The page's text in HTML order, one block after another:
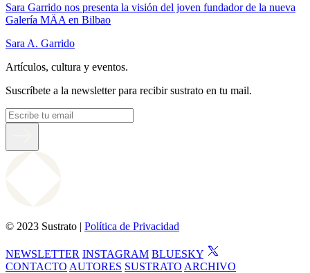
Sara Garrido nos presenta la visión del joven fundador de la nueva
Galería MÄA en Bilbao
Sara A. Garrido
Artículos, cultura y eventos.
Suscríbete a la newsletter para recibir sustrato en tu mail.
© 2023 Sustrato | Política de Privacidad
NEWSLETTER INSTAGRAM BLUESKY
CONTACTO AUTORES SUSTRATO ARCHIVO